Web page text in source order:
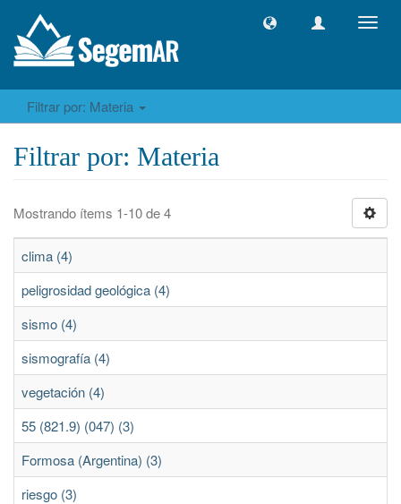
Filtrar por: Materia
Filtrar por: Materia
Mostrando ítems 1-10 de 4
clima (4)
peligrosidad geológica (4)
sismo (4)
sismografía (4)
vegetación (4)
55 (821.9) (047) (3)
Formosa (Argentina) (3)
riesgo (3)